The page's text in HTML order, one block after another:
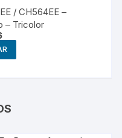
/ CH564EE –
– Tricolor